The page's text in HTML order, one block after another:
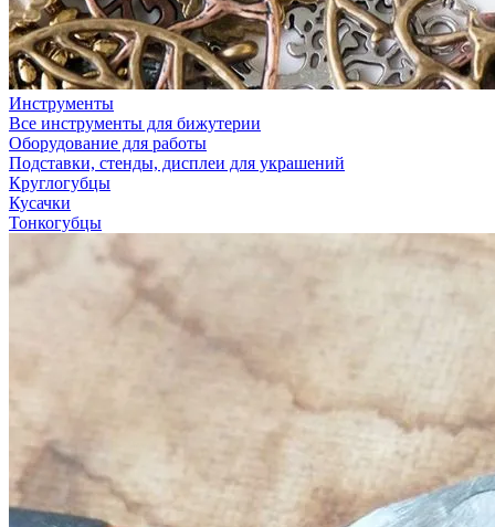
Инструменты
Все инструменты для бижутерии
Оборудование для работы
Подставки, стенды, дисплеи для украшений
Круглогубцы
Кусачки
Тонкогубцы